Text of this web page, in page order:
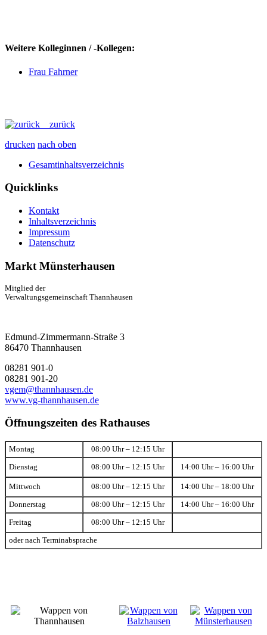
Weitere Kolleginnen / -Kollegen:
Frau Fahrner
zurück
drucken nach oben
Gesamtinhaltsverzeichnis
Quicklinks
Kontakt
Inhaltsverzeichnis
Impressum
Datenschutz
Markt Münsterhausen
Mitglied der
Verwaltungsgemeinschaft Thannhausen
Edmund-Zimmermann-Straße 3
86470 Thannhausen
08281 901-0
08281 901-20
vgem@thannhausen.de
www.vg-thannhausen.de
Öffnungszeiten des Rathauses
Montag 08:00 Uhr – 12:15 Uhr
Dienstag 08:00 Uhr – 12:15 Uhr 14:00 Uhr – 16:00 Uhr
Mittwoch 08:00 Uhr – 12:15 Uhr 14:00 Uhr – 18:00 Uhr
Donnerstag 08:00 Uhr – 12:15 Uhr 14:00 Uhr – 16:00 Uhr
Freitag 08:00 Uhr – 12:15 Uhr
oder nach Terminabsprache